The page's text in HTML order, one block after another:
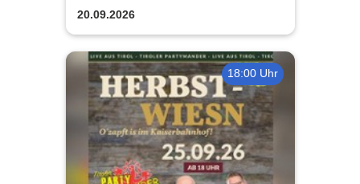
20.09.2026
18:00 Uhr